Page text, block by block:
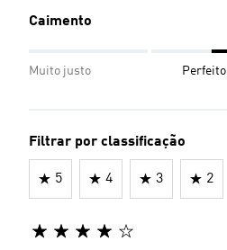
Caimento
Muito justo Perfeito
Filtrar por classificação
5 4 3 2